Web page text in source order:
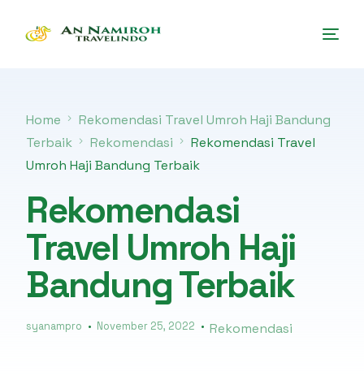
Home
Rekomendasi Travel Umroh Haji Bandung
Terbaik
Rekomendasi
Rekomendasi Travel
Umroh Haji Bandung Terbaik
Rekomendasi
Travel Umroh Haji
Bandung Terbaik
syanampro November 25, 2022 Rekomendasi